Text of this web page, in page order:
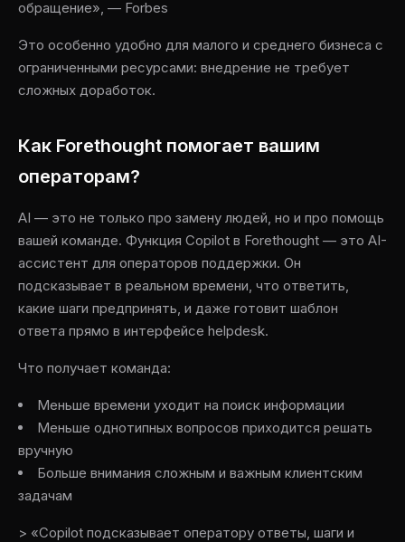
обращение», — Forbes
Это особенно удобно для малого и среднего бизнеса с
ограниченными ресурсами: внедрение не требует
сложных доработок.
Как Forethought помогает вашим
операторам?
AI — это не только про замену людей, но и про помощь
вашей команде. Функция Copilot в Forethought — это AI-
ассистент для операторов поддержки. Он
подсказывает в реальном времени, что ответить,
какие шаги предпринять, и даже готовит шаблон
ответа прямо в интерфейсе helpdesk.
Что получает команда:
Меньше времени уходит на поиск информации
Меньше однотипных вопросов приходится решать
вручную
Больше внимания сложным и важным клиентским
задачам
> «Copilot подсказывает оператору ответы, шаги и